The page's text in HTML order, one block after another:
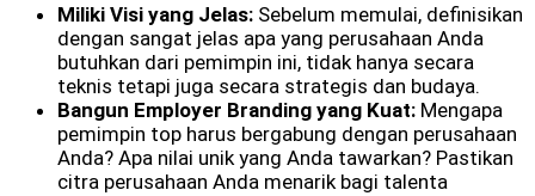
Miliki Visi yang Jelas: Sebelum memulai, definisikan
dengan sangat jelas apa yang perusahaan Anda
butuhkan dari pemimpin ini, tidak hanya secara
teknis tetapi juga secara strategis dan budaya.
Bangun Employer Branding yang Kuat: Mengapa
pemimpin top harus bergabung dengan perusahaan
Anda? Apa nilai unik yang Anda tawarkan? Pastikan
citra perusahaan Anda menarik bagi talenta